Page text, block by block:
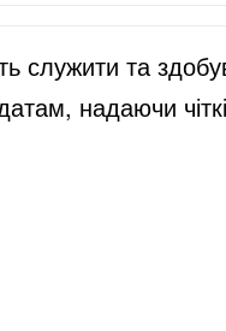
служити та
надаючи чіткі